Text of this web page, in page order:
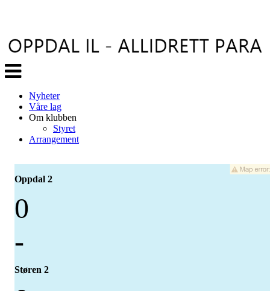
Veksle
navigasjon
Nyheter
Våre lag
Om klubben
Styret
Arrangement
Oppdal 2
0
-
Støren 2